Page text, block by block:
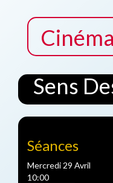
Cinéma
Sens
Séances
Mercredi 29 Avril
10:00